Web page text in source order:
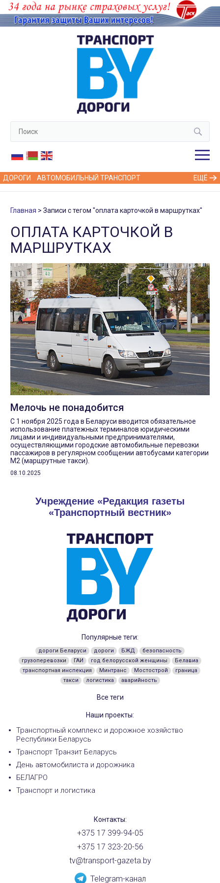
ДОРОГИ АВТОМОБИЛЬНЫЙ ТРАНСПОРТ ЕЩЁ
Главная Записи с тегом "оплата карточкой в маршрутках"
ОПЛАТА КАРТОЧКОЙ В
МАРШРУТКАХ
Мелочь не понадобится
С 1 ноября 2025 года в Беларуси вводится обязательное
использование платежных терминалов юридическими
лицами и индивидуальными предпринимателями,
осуществляющими городские автомобильные перевозки
пассажиров в регулярном сообщении автобусами категории
М2 (маршрутные такси).
08.10.2025
Учреждение «Редакция газеты
«Транспортный вестник»
Популярные теги:
дороги Беларуси дороги БЖД
безопасность
грузоперевозки
ГАИ год белорусской женщины
Белавиа
транспортная инспекция
Минтранс Мостострой
граница
такси
логистика аварийность
Все теги
Наши проекты:
Транспортный комплекс и дорожное хозяйство
Республики Беларусь
Транспорт Транзит Беларусь
День автомобилиста и дорожника
БЕЛАГРО
Транспорт и логистика
Контакты:
+375 17 399-94-05
+375 17 323-20-56
tv@transport-gazeta.by
Telegram-канал